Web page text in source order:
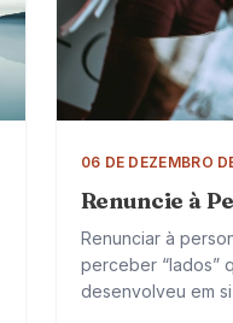
06 DE DEZEMBRO
Renuncie à
Renunciar à
perceber “lados”
desenvolveu em